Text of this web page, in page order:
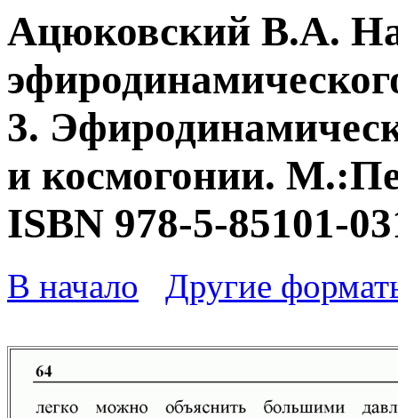
Ацюковский В.А.
3.
и космогонии.
ISBN 978-5-85101-
В начало Другие